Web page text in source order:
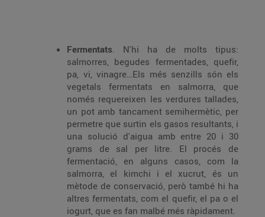
Fermentats. N'hi ha de molts tipus:
salmorres, begudes fermentades, quefir,
pa, vi, vinagre…Els més senzills són els
vegetals fermentats en salmorra, que
només requereixen les verdures tallades,
un pot amb tancament semihermètic, per
permetre que surtin els gasos resultants, i
una solució d'aigua amb entre 20 i 30
grams de sal per litre. El procés de
fermentació, en alguns casos, com la
salmorra, el kimchi i el xucrut, és un
mètode de conservació, però també hi ha
altres fermentats, com el quefir, el pa o el
iogurt, que es fan malbé més ràpidament.